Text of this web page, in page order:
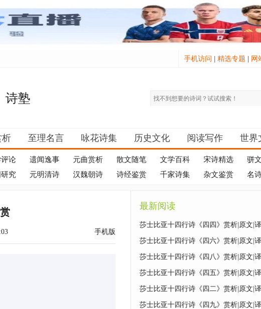
手机访问 精选专题 网
诗塾
析 至理名言 咏花诗集 历史文化 阅读写作 世界
论 遗闻逸事 元曲赏析 散文随笔 文学百科 宋诗精选
骈
究 元明清诗 汉魏朝诗 诗经鉴赏 千家诗集 杂文鉴赏 名
手机版
最新阅读
莎士比亚十四行诗《四四》赏析|原文|
莎士比亚十四行诗《四六》赏析|原文|
莎士比亚十四行诗《四八》赏析|原文|
莎士比亚十四行诗《四五》赏析|原文|
莎士比亚十四行诗《四二》赏析|原文|
莎士比亚十四行诗《四九》赏析|原文|